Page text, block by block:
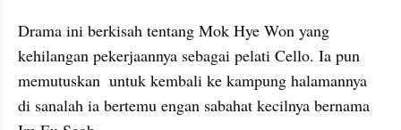
Drama ini berkisah tentang Mok Hye Won yang
kehilangan pekerjaannya sebagai pelati Cello. Ia pun
memutuskan  untuk kembali ke kampung halamannya
di sanalah ia bertemu engan sabahat kecilnya bernama